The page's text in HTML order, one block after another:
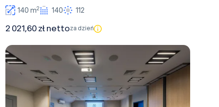
140 m2 140 112
2 021,60 zł nettoza dzień
E+F